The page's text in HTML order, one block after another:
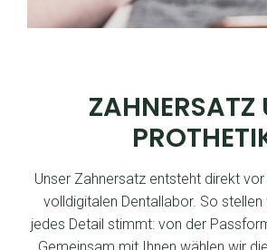
ZAHNERSATZ
Unser Zahnersatz entsteht direkt
volldigitalen Dentallabor. So stellen
jedes Detail stimmt: von der